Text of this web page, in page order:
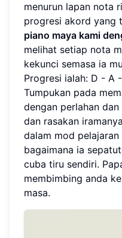
menurun lapan nota
progresi akord yang
piano maya kami
melihat setiap nota
kekunci semasa ia
Progresi ialah: D - A
Tumpukan pada
dengan perlahan
dan rasakan
dalam mod
bagaimana ia
cuba tiru sendiri.
membimbing anda
masa.